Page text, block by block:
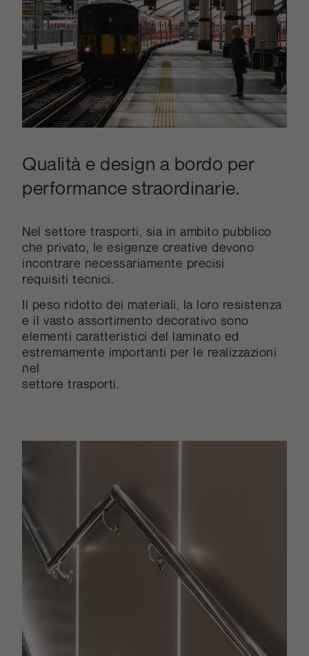
Qualità e design a bordo per
performance straordinarie.
Nel settore trasporti, sia in ambito pubblico
che privato, le esigenze creative devono
incontrare necessariamente precisi
requisiti tecnici.
Il peso ridotto dei materiali, la loro resistenza
e il vasto assortimento decorativo sono
elementi caratteristici del laminato ed
estremamente importanti per le realizzazioni
nel
settore trasporti.